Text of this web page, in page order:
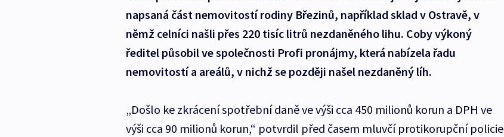
napsaná část nemovitostí rodiny Březinů, například sklad v Ostravě, v
němž celníci našli přes 220 tisíc litrů nezdaněného lihu. Coby výkoný
ředitel působil ve společnosti Profi pronájmy, která nabízela řadu
nemovitostí a areálů, v nichž se později našel nezdaněný líh.
„Došlo ke zkrácení spotřební daně ve výši cca 450 milionů korun a DPH ve
výši cca 90 milionů korun,“ potvrdil před časem mluvčí protikorupční policie